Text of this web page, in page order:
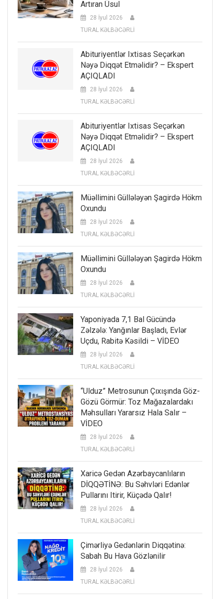
Artıran Üsul
28 İyul 2026
TURAL KƏLBƏCƏRLİ
Abituriyentlər Ixtisas Seçərkən
Nəyə Diqqət Etməlidir? – Ekspert
AÇIQLADI
28 İyul 2026
TURAL KƏLBƏCƏRLİ
Abituriyentlər Ixtisas Seçərkən
Nəyə Diqqət Etməlidir? – Ekspert
AÇIQLADI
28 İyul 2026
TURAL KƏLBƏCƏRLİ
Müəllimini Güllələyən Şagirdə Hökm
Oxundu
28 İyul 2026
TURAL KƏLBƏCƏRLİ
Müəllimini Güllələyən Şagirdə Hökm
Oxundu
28 İyul 2026
TURAL KƏLBƏCƏRLİ
Yaponiyada 7,1 Bal Gücündə
Zəlzələ: Yanğınlar Başladı, Evlər
Uçdu, Rabitə Kəsildi – VİDEO
28 İyul 2026
TURAL KƏLBƏCƏRLİ
“Ulduz” Metrosunun Çıxışında Göz-
Gözü Görmür: Toz Mağazalardakı
Məhsulları Yararsız Hala Salır –
VİDEO
28 İyul 2026
TURAL KƏLBƏCƏRLİ
Xaricə Gedən Azərbaycanlıların
DİQQƏTİNƏ: Bu Səhvləri Edənlər
Pullarını Itirir, Küçədə Qalır!
28 İyul 2026
TURAL KƏLBƏCƏRLİ
Çimərliyə Gedənlərin Diqqətinə:
Sabah Bu Hava Gözlənilir
28 İyul 2026
TURAL KƏLBƏCƏRLİ